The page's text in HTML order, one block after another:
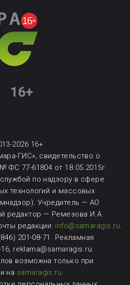
2026 16+
ГИС», свидетельство о
ФС 77-61804 от 18.05.2015г.
по надзору в сфере
технологий и массовых
Учредитель — АО
редактор — Ремезова И.А.
редакции: info@samaragis.ru.
201-08-71. Рекламная
reklama@samaragis.ru.
возможнатолько при
на samaragis.ru.